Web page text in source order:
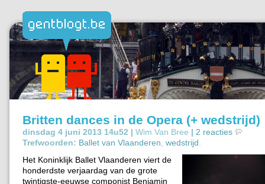
Britten dances in de Opera (+ wedstrijd)
dinsdag 4 juni 2013 14u52 | Wim Van Bree | 2 reacties
Trefwoorden: Ballet van Vlaanderen wedstrijd
Het Koninklijk Ballet Vlaanderen viert de
honderdste verjaardag van de grote
twintigste-eeuwse componist Benjamin